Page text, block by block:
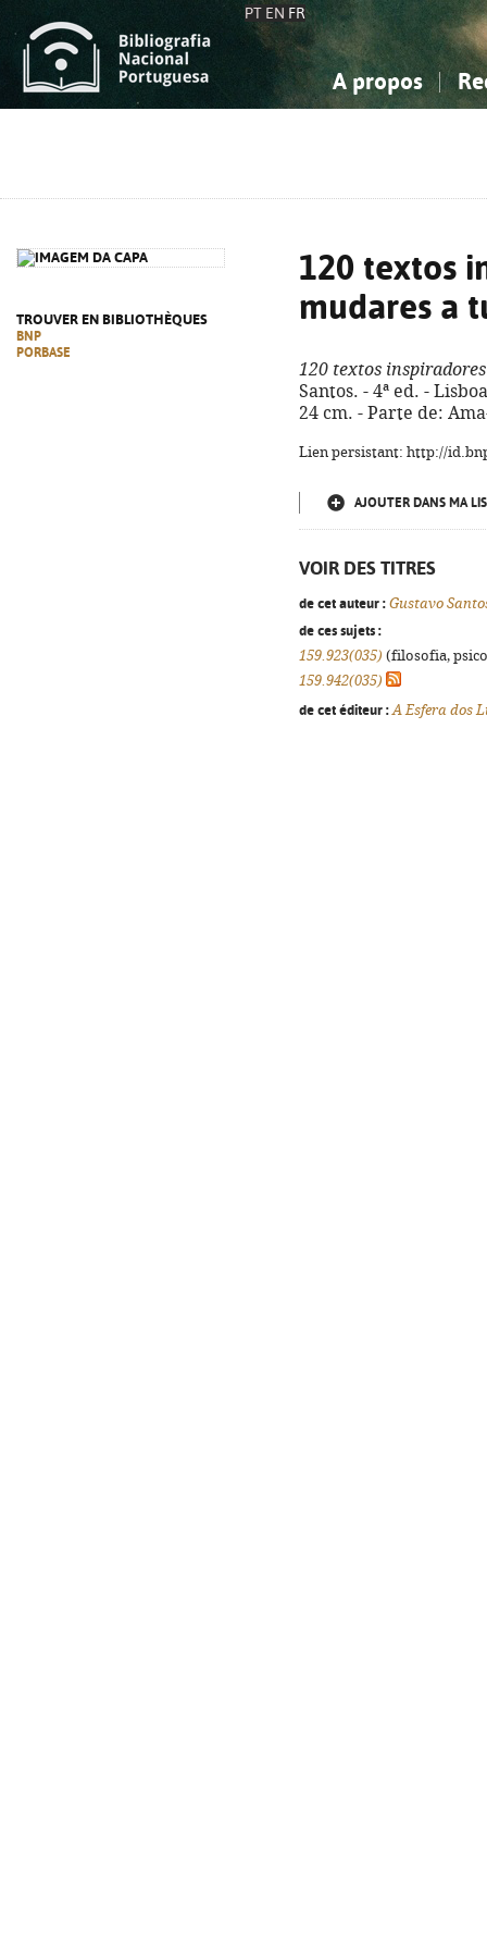
PT EN FR
A propos
TROUVER EN BIBLIOTHÈQUES
BNP
PORBASE
120 textos
mudares a
120 textos
Santos. - 4ª ed. -
24 cm. - Parte de:
Lien persistant: http://
AJOUTER DANS MA
VOIR DES TITRES
de cet auteur : Gustavo
de ces sujets :
159.923(035) (filosofia,
159.942(035)
de cet éditeur : A Esfera dos